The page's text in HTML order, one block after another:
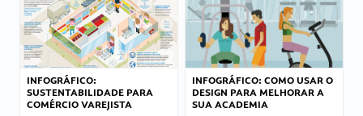
INFOGRÁFICO:
SUSTENTABILIDADE PARA
COMÉRCIO VAREJISTA
INFOGRÁFICO: COMO USAR O
DESIGN PARA MELHORAR A
SUA ACADEMIA